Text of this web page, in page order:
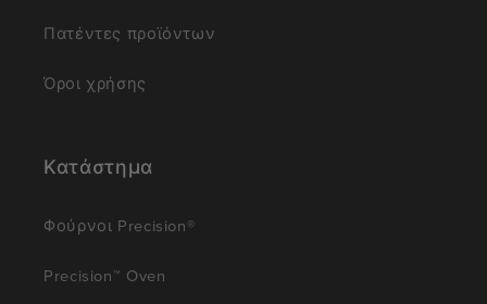
Πατέντες προϊόντων
Όροι χρήσης
Κατάστημα
Φούρνοι Precision®
Precision™ Oven